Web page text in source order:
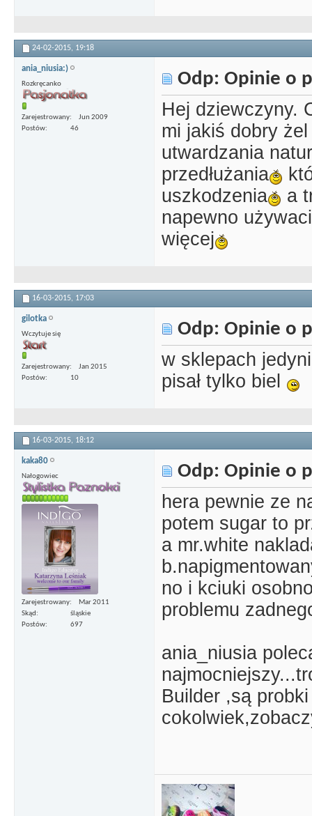
24-02-2015, 19:18
ania_niusia:)
Rozkręcanko
Zarejestrowany
Jun 2009
Postów
46
Odp: Opinie o
Hej dziewczyny.
mi jakiś dobry
utwardzania
przedłużania
uszkodzenia
a
napewno
więcej
16-03-2015, 17:03
gilotka
Wczytuje się
Zarejestrowany
Jan 2015
Postów
10
Odp: Opinie o
w sklepach
pisał tylko biel
16-03-2015, 18:12
kaka80
Nałogowiec
Zarejestrowany
Mar 2011
Skąd
śląskie
Postów
697
Odp: Opinie o
hera pewnie ze
potem sugar to
a mr.white
no i kciuki
problemu
ania_niusia
Builder ,są